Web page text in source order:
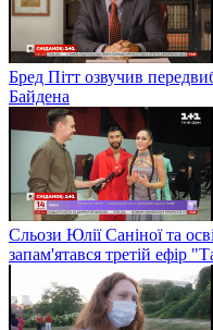
Бред Пітт озвучив
Байдена
Сльози Юлії Саніної та
запам'ятався третій ефір